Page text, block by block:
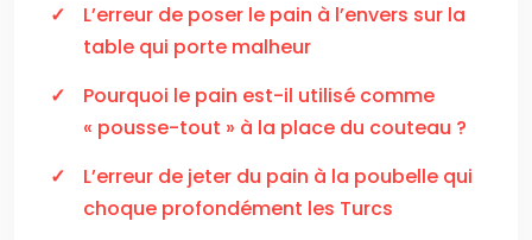
L’erreur de poser le pain à l’envers sur la
table qui porte malheur
Pourquoi le pain est-il utilisé comme
« pousse-tout » à la place du couteau ?
L’erreur de jeter du pain à la poubelle qui
choque profondément les Turcs